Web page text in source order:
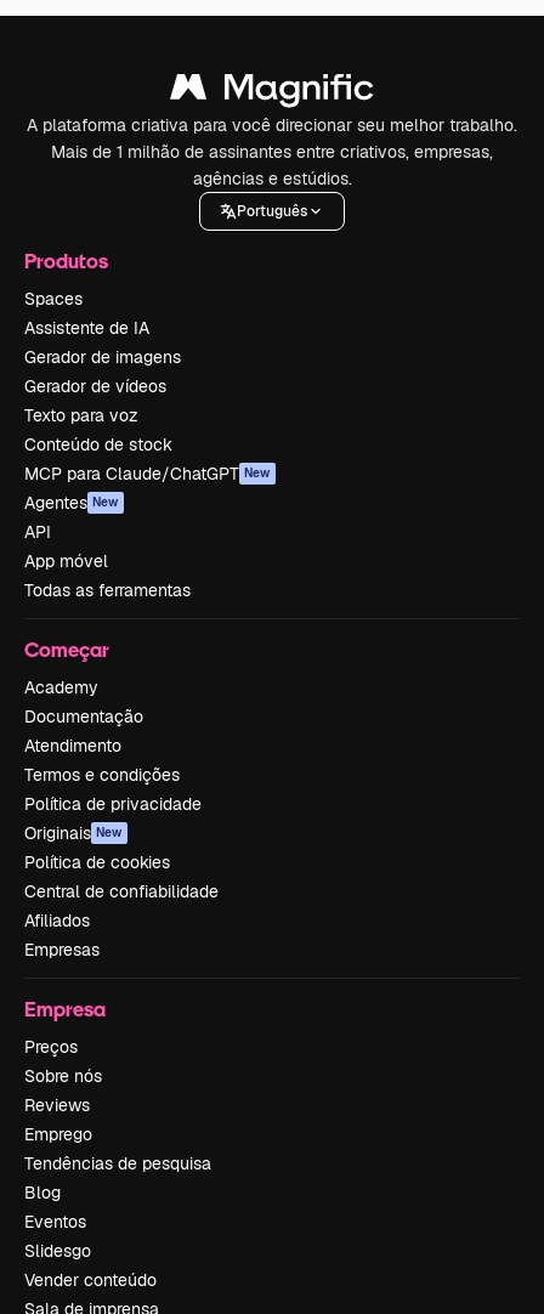
A plataforma criativa para você direcionar seu melhor trabalho.
Mais de 1 milhão de assinantes entre criativos, empresas,
agências e estúdios.
Português
Produtos
Spaces
Assistente de IA
Gerador de imagens
Gerador de vídeos
Texto para voz
Conteúdo de stock
MCP para Claude/ChatGPT New
Agentes New
API
App móvel
Todas as ferramentas
Começar
Academy
Documentação
Atendimento
Termos e condições
Política de privacidade
Originais New
Política de cookies
Central de confiabilidade
Afiliados
Empresas
Empresa
Preços
Sobre nós
Reviews
Emprego
Tendências de pesquisa
Blog
Eventos
Slidesgo
Vender conteúdo
Sala de imprensa